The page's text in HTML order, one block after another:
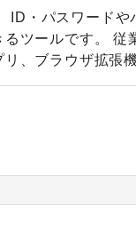
ID・パスワードや
業員はウェブアプリ・
、ブラウザ拡張
ー設定やセキュ